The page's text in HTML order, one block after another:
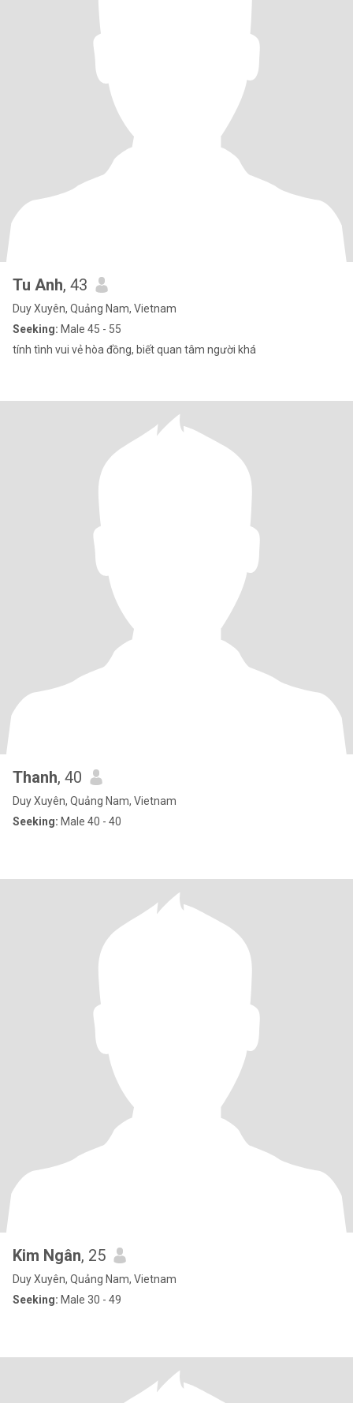
Tu Anh, 43
Duy Xuyên, Quảng Nam, Vietnam
Seeking: Male 45 - 55
tính tình vui vẻ hòa đồng, biết quan tâm người khá
Thanh, 40
Duy Xuyên, Quảng Nam, Vietnam
Seeking: Male 40 - 40
Kim Ngân, 25
Duy Xuyên, Quảng Nam, Vietnam
Seeking: Male 30 - 49